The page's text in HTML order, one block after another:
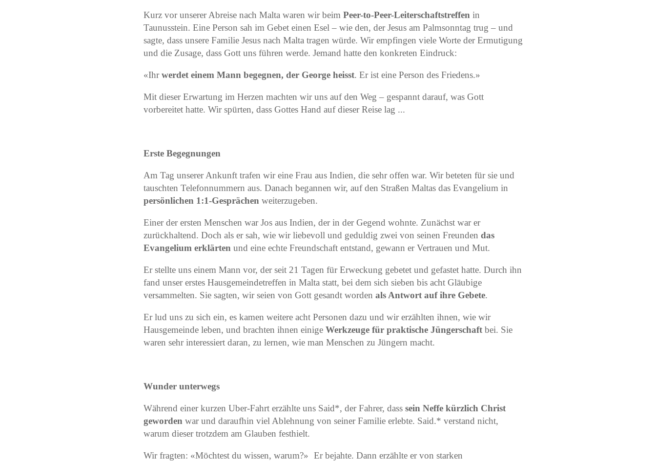
Kurz vor unserer Abreise nach Malta waren wir beimPeer-to-Peer-Leiterschaftstreffen in
Taunusstein. Eine Person sah im Gebet einen Esel – wie den, der Jesus am Palmsonntag trug – und
sagte, dass unsere Familie Jesus nach Malta tragen würde. Wir empfingen viele Worte der Ermutigung
und die Zusage, dass Gott uns führen werde. Jemand hatte den konkreten Eindruck:
«Ihrwerdet einem Mann begegnen, der George heisst. Er ist eine Person des Friedens.»
Mit dieser Erwartung im Herzen machten wir uns auf den Weg – gespannt darauf, was Gott
vorbereitet hatte. Wir spürten, dass Gottes Hand auf dieser Reise lag ...
Erste Begegnungen
Am Tag unserer Ankunft trafen wir eine Frau aus Indien, die sehr offen war. Wir beteten für sie und
tauschten Telefonnummern aus. Danach begannen wir, auf den Straßen Maltas das Evangelium in
persönlichen 1:1-Gesprächen weiterzugeben.
Einer der ersten Menschen war Jos aus Indien, der in der Gegend wohnte. Zunächst war er
zurückhaltend. Doch als er sah, wie wir liebevoll und geduldig zwei von seinen Freundendas
Evangelium erklärtenund eine echte Freundschaft entstand, gewann er Vertrauen und Mut.
Er stellte uns einem Mann vor, der seit 21 Tagen für Erweckung gebetet und gefastet hatte. Durch ihn
fand unser erstes Hausgemeindetreffen in Malta statt, bei dem sich sieben bis acht Gläubige
versammelten. Sie sagten, wir seien von Gott gesandt wordenals Antwort auf ihre Gebete.
Er lud uns zu sich ein, es kamen weitere acht Personen dazu und wir erzählten ihnen, wie wir
Hausgemeinde leben, und brachten ihnen einigeWerkzeuge für praktische Jüngerschaft bei. Sie
waren sehr interessiert daran, zu lernen, wie man Menschen zu Jüngern macht.
Wunder unterwegs
Während einer kurzen Uber-Fahrt erzählte uns Said*, der Fahrer, dasssein Neffe kürzlich Christ
geworden war und daraufhin viel Ablehnung von seiner Familie erlebte. Said.* verstand nicht,
warum dieser trotzdem am Glauben festhielt.
Wir fragten: «Möchtest du wissen, warum?» Er bejahte. Dann erzählte er von starken